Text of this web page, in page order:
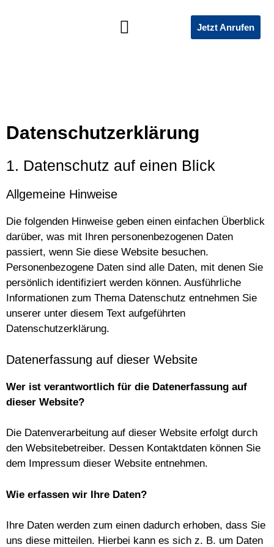
Jetzt Anrufen
Datenschutzerklärung
1. Datenschutz auf einen Blick
Allgemeine Hinweise
Die folgenden Hinweise geben einen einfachen Überblick
darüber, was mit Ihren personenbezogenen Daten
passiert, wenn Sie diese Website besuchen.
Personenbezogene Daten sind alle Daten, mit denen Sie
persönlich identifiziert werden können. Ausführliche
Informationen zum Thema Datenschutz entnehmen Sie
unserer unter diesem Text aufgeführten
Datenschutzerklärung.
Datenerfassung auf dieser Website
Wer ist verantwortlich für die Datenerfassung auf
dieser Website?
Die Datenverarbeitung auf dieser Website erfolgt durch
den Websitebetreiber. Dessen Kontaktdaten können Sie
dem Impressum dieser Website entnehmen.
Wie erfassen wir Ihre Daten?
Ihre Daten werden zum einen dadurch erhoben, dass Sie
uns diese mitteilen. Hierbei kann es sich z. B. um Daten